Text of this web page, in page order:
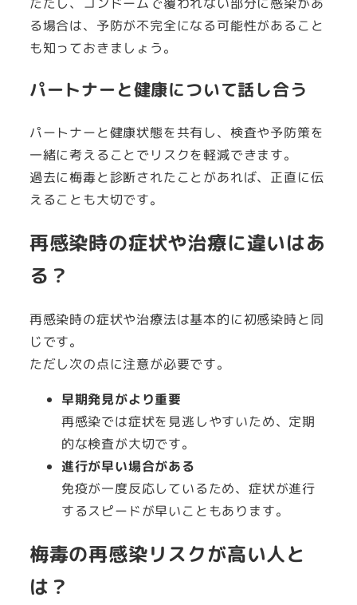
ただし、コンドームで覆われない部分に感染があ
る場合は、予防が不完全になる可能性があること
も知っておきましょう。
パートナーと健康について話し合う
パートナーと健康状態を共有し、検査や予防策を
一緒に考えることでリスクを軽減できます。
過去に梅毒と診断されたことがあれば、正直に伝
えることも大切です。
再感染時の症状や治療に違いはあ
る？
再感染時の症状や治療法は基本的に初感染時と同
じです。
ただし次の点に注意が必要です。
早期発見がより重要
再感染では症状を見逃しやすいため、定期
的な検査が大切です。
進行が早い場合がある
免疫が一度反応しているため、症状が進行
するスピードが早いこともあります。
梅毒の再感染リスクが高い人と
は？